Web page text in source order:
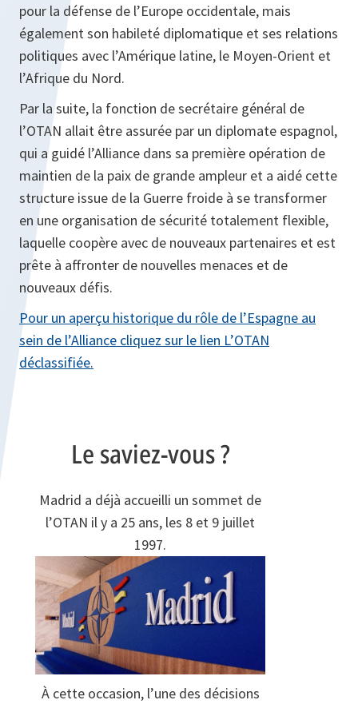
pour la défense de l’Europe occidentale, mais
également son habileté diplomatique et ses relations
politiques avec l’Amérique latine, le Moyen-Orient et
l’Afrique du Nord.
Par la suite, la fonction de secrétaire général de
l’OTAN allait être assurée par un diplomate espagnol,
qui a guidé l’Alliance dans sa première opération de
maintien de la paix de grande ampleur et a aidé cette
structure issue de la Guerre froide à se transformer
en une organisation de sécurité totalement flexible,
laquelle coopère avec de nouveaux partenaires et est
prête à affronter de nouvelles menaces et de
nouveaux défis.
Pour un aperçu historique du rôle de l’Espagne au
sein de l’Alliance cliquez sur le lien L’OTAN
déclassifiée.
Le saviez-vous ?
Madrid a déjà accueilli un sommet de
l’OTAN il y a 25 ans, les 8 et 9 juillet
1997.
À cette occasion, l’une des décisions